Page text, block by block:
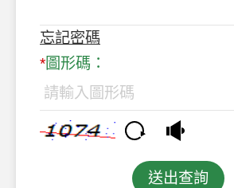
忘記密碼
圖形碼：
送出查詢